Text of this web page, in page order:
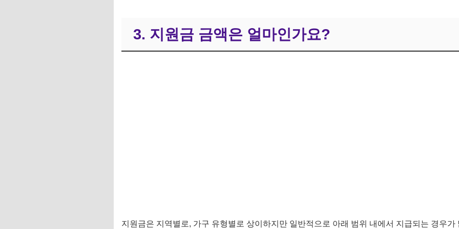
3. 지원금 금액은 얼마인가요?
지원금은 지역별로, 가구 유형별로 상이하지만 일반적으로 아래 범위 내에서 지급되는 경우가